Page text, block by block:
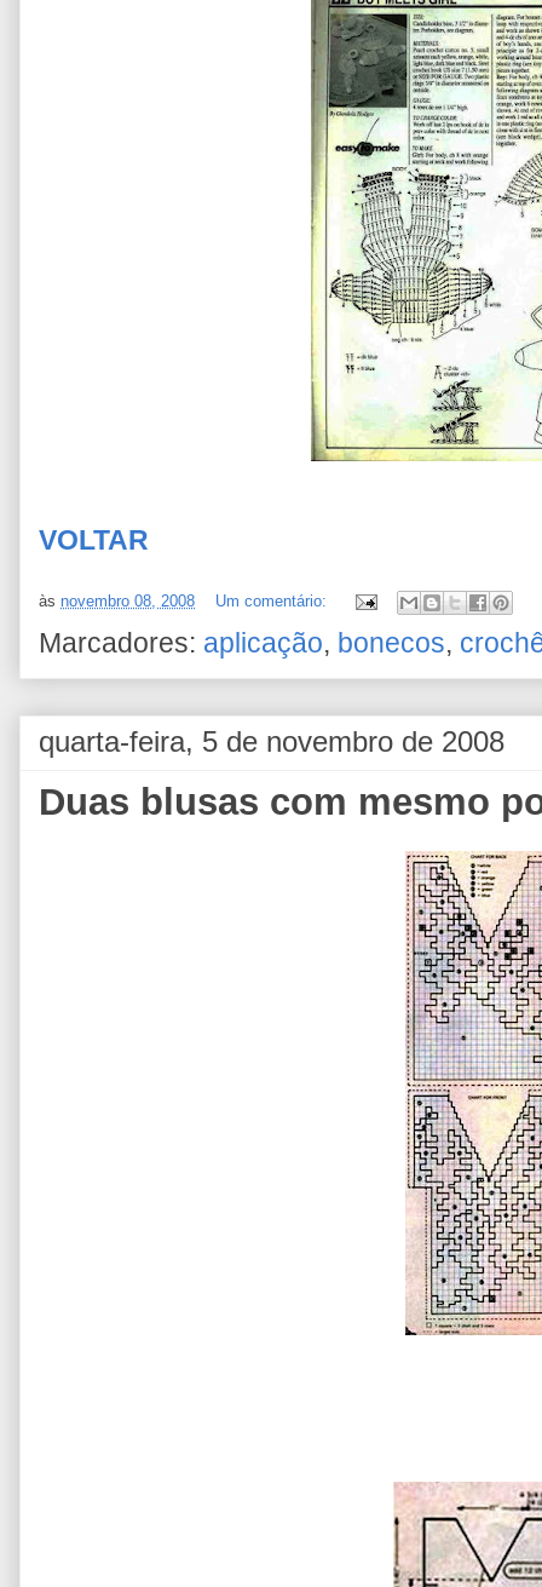
VOLTAR
às novembro 08, 2008 Um comentário:
Marcadores: aplicação, bonecos,
quarta-feira, 5 de novembro de 2008
Duas blusas com mesmo